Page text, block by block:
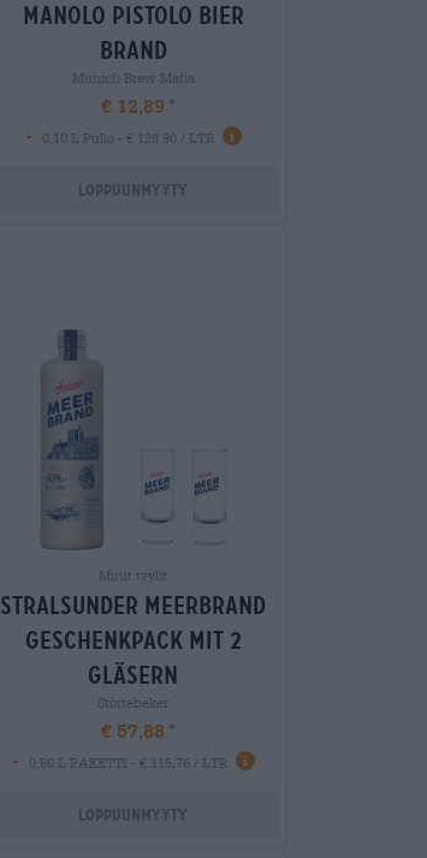
manolo pistolo bier
brand
Munich Brew Mafia
€ 12,89
-
0,10 L Pullo - € 128,90 / LTR
Loppuunmyyty
Muut tyylit
stralsunder meerbrand
geschenkpack mit 2
gläsern
Störtebeker
€ 57,88
-
0,50 L PAKETTI - € 115,76 / LTR
Loppuunmyyty